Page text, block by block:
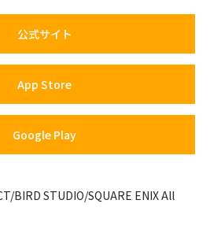
公式サイト
App Store
Google Play
BIRD STUDIO/SQUARE ENIX All